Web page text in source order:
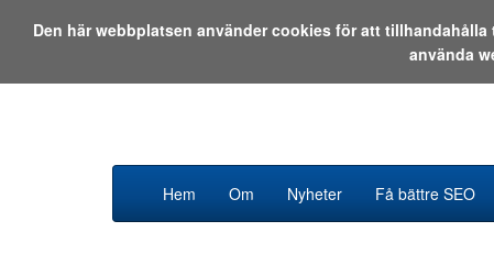
Hem Om Nyheter Få bättre SEO
Den här webbplatsen använder cookies för att
använda